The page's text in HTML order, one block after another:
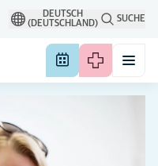
DEUTSCH
(DEUTSCHLAND)
SUCHE